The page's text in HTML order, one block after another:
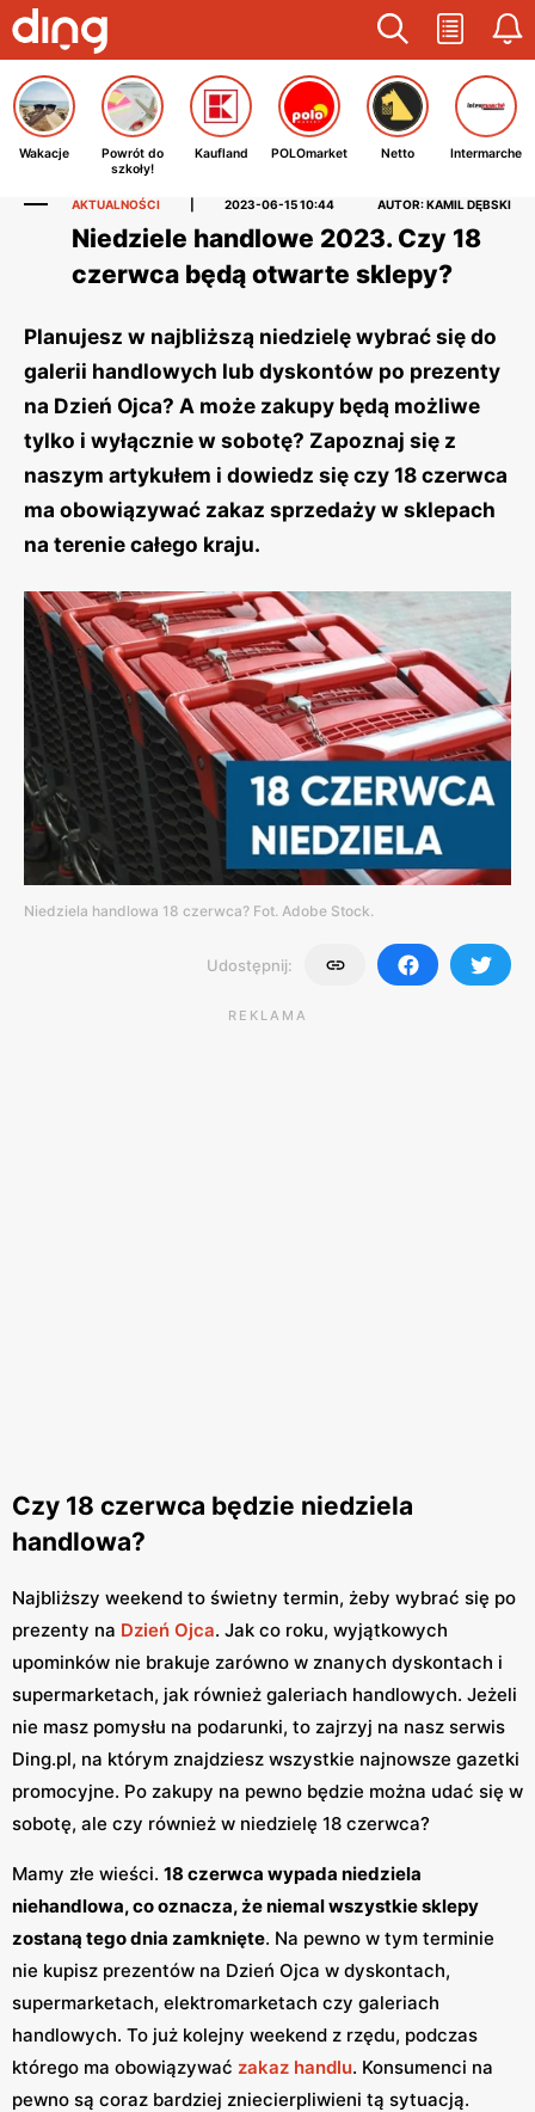
Wakacje
Powrót do
szkoły!
Kaufland POLOmarket Netto Intermarche
AKTUALNOŚCI 2023-06-15 10:44 AUTOR: KAMIL DĘBSKI
Niedziele handlowe 2023. Czy 18
czerwca będą otwarte sklepy?
Planujesz w najbliższą niedzielę wybrać się do
galerii handlowych lub dyskontów po prezenty
na Dzień Ojca? A może zakupy będą możliwe
tylko i wyłącznie w sobotę? Zapoznaj się z
naszym artykułem i dowiedz się czy 18 czerwca
ma obowiązywać zakaz sprzedaży w sklepach
na terenie całego kraju.
Niedziela handlowa 18 czerwca? Fot. Adobe Stock.
Udostępnij:
REKLAMA
Czy 18 czerwca będzie niedziela
handlowa?
Najbliższy weekend to świetny termin, żeby wybrać się po
prezenty na Dzień Ojca. Jak co roku, wyjątkowych
upominków nie brakuje zarówno w znanych dyskontach i
supermarketach, jak również galeriach handlowych. Jeżeli
nie masz pomysłu na podarunki, to zajrzyj na nasz serwis
Ding.pl, na którym znajdziesz wszystkie najnowsze gazetki
promocyjne. Po zakupy na pewno będzie można udać się w
sobotę, ale czy również w niedzielę 18 czerwca?
Mamy złe wieści. 18 czerwca wypada niedziela
niehandlowa, co oznacza, że niemal wszystkie sklepy
zostaną tego dnia zamknięte. Na pewno w tym terminie
nie kupisz prezentów na Dzień Ojca w dyskontach,
supermarketach, elektromarketach czy galeriach
handlowych. To już kolejny weekend z rzędu, podczas
którego ma obowiązywać zakaz handlu. Konsumenci na
pewno są coraz bardziej zniecierpliwieni tą sytuacją.